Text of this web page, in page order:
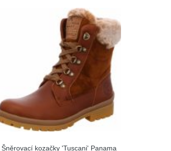
Šněrovací kozačky 'Tuscani' Panama